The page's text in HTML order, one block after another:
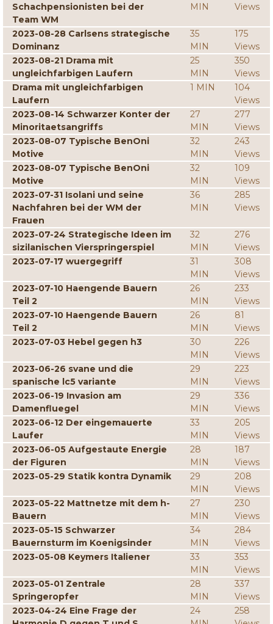
Schachpensionisten bei der
Team WM
MIN
Views
2023-08-28 Carlsens strategische
Dominanz
35
MIN
175
Views
2023-08-21 Drama mit
ungleichfarbigen Laufern
25
MIN
350
Views
Drama mit ungleichfarbigen
Laufern
1 MIN
104
Views
2023-08-14 Schwarzer Konter der
Minoritaetsangriffs
27
MIN
277
Views
2023-08-07 Typische BenOni
Motive
32
MIN
243
Views
2023-08-07 Typische BenOni
Motive
32
MIN
109
Views
2023-07-31 Isolani und seine
Nachfahren bei der WM der
Frauen
36
MIN
285
Views
2023-07-24 Strategische Ideen im
sizilanischen Vierspringerspiel
32
MIN
276
Views
2023-07-17 wuergegriff
31
MIN
308
Views
2023-07-10 Haengende Bauern
Teil 2
26
MIN
233
Views
2023-07-10 Haengende Bauern
Teil 2
26
MIN
81
Views
2023-07-03 Hebel gegen h3
30
MIN
226
Views
2023-06-26 svane und die
spanische lc5 variante
29
MIN
223
Views
2023-06-19 Invasion am
Damenfluegel
29
MIN
336
Views
2023-06-12 Der eingemauerte
Laufer
33
MIN
205
Views
2023-06-05 Aufgestaute Energie
der Figuren
28
MIN
187
Views
2023-05-29 Statik kontra Dynamik
29
MIN
208
Views
2023-05-22 Mattnetze mit dem h-
Bauern
27
MIN
230
Views
2023-05-15 Schwarzer
Bauernsturm im Koenigsinder
34
MIN
284
Views
2023-05-08 Keymers Italiener
33
MIN
353
Views
2023-05-01 Zentrale
Springeropfer
28
MIN
337
Views
2023-04-24 Eine Frage der
24
258